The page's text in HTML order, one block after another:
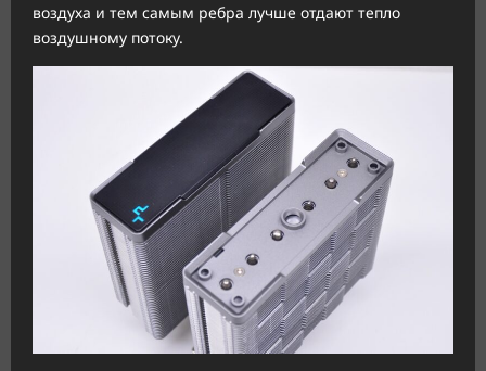
воздуха и тем самым ребра лучше отдают тепло
воздушному потоку.